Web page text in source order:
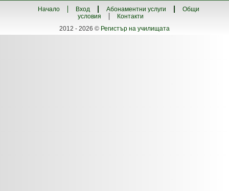
Начало Вход Абонаментни услуги
Общи
условия
Контакти
2012 - 2026 © Регистър на училищата